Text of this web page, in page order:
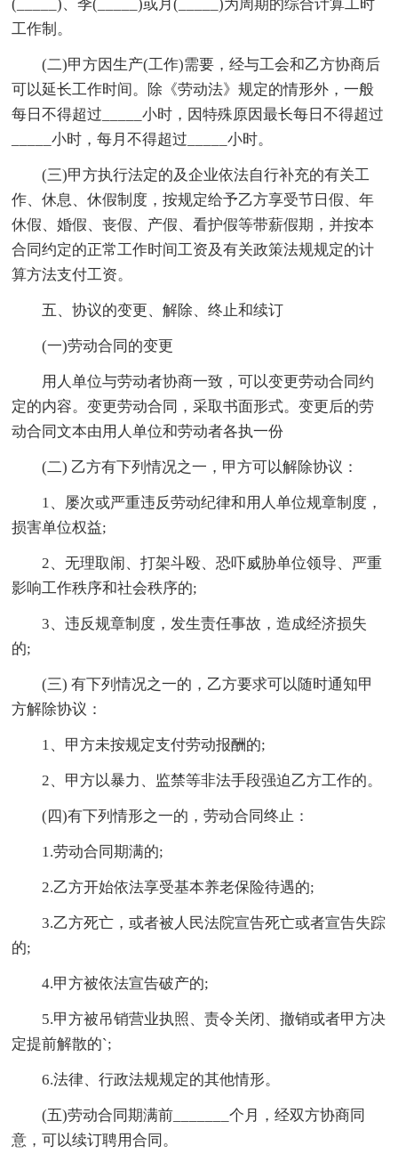
(_____)、季(_____)或月(_____)为周期的综合计算工时
工作制。
(二)甲方因生产(工作)需要，经与工会和乙方协商后
可以延长工作时间。除《劳动法》规定的情形外，一般
每日不得超过_____小时，因特殊原因最长每日不得超过
_____小时，每月不得超过_____小时。
(三)甲方执行法定的及企业依法自行补充的有关工
作、休息、休假制度，按规定给予乙方享受节日假、年
休假、婚假、丧假、产假、看护假等带薪假期，并按本
合同约定的正常工作时间工资及有关政策法规规定的计
算方法支付工资。
五、协议的变更、解除、终止和续订
(一)劳动合同的变更
用人单位与劳动者协商一致，可以变更劳动合同约
定的内容。变更劳动合同，采取书面形式。变更后的劳
动合同文本由用人单位和劳动者各执一份
(二) 乙方有下列情况之一，甲方可以解除协议：
1、屡次或严重违反劳动纪律和用人单位规章制度，
损害单位权益;
2、无理取闹、打架斗殴、恐吓威胁单位领导、严重
影响工作秩序和社会秩序的;
3、违反规章制度，发生责任事故，造成经济损失
的;
(三) 有下列情况之一的，乙方要求可以随时通知甲
方解除协议：
1、甲方未按规定支付劳动报酬的;
2、甲方以暴力、监禁等非法手段强迫乙方工作的。
(四)有下列情形之一的，劳动合同终止：
1.劳动合同期满的;
2.乙方开始依法享受基本养老保险待遇的;
3.乙方死亡，或者被人民法院宣告死亡或者宣告失踪
的;
4.甲方被依法宣告破产的;
5.甲方被吊销营业执照、责令关闭、撤销或者甲方决
定提前解散的`;
6.法律、行政法规规定的其他情形。
(五)劳动合同期满前_______个月，经双方协商同
意，可以续订聘用合同。